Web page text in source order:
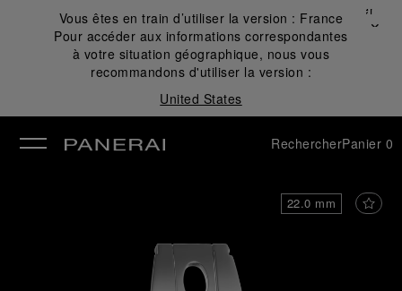
Vous êtes en train d’utiliser la version : France
Pour accéder aux informations correspondantes
à votre situation géographique, nous vous
recommandons d'utiliser la version :
United States
Fermer
✕
RechercherPanier 0
22.0 mm